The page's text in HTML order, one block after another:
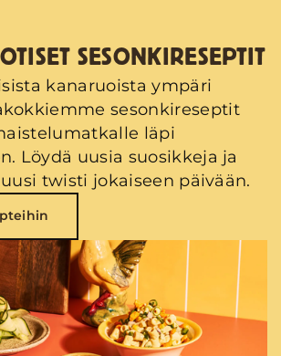
SESONKIRESEPTIT
kanaruoista ympäri
sesonkireseptit
läpi
Löydä uusia suosikkeja ja
twisti jokaiseen päivään.